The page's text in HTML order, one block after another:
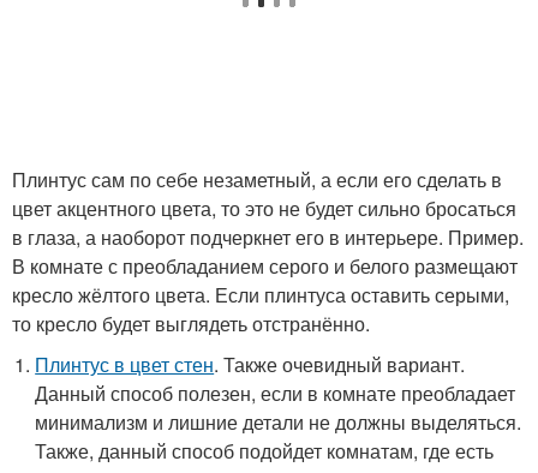
Плинтус сам по себе незаметный, а если его сделать в
цвет акцентного цвета, то это не будет сильно бросаться
в глаза, а наоборот подчеркнет его в интерьере. Пример.
В комнате с преобладанием серого и белого размещают
кресло жёлтого цвета. Если плинтуса оставить серыми,
то кресло будет выглядеть отстранённо.
Плинтус в цвет стен. Также очевидный вариант.
Данный способ полезен, если в комнате преобладает
минимализм и лишние детали не должны выделяться.
Также, данный способ подойдет комнатам, где есть